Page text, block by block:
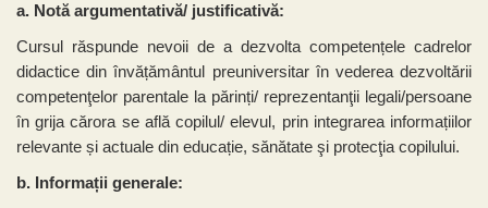
a. Notă argumentativă/ justificativă:
Cursul răspunde nevoii de a dezvolta competențele cadrelor
didactice din învățământul preuniversitar în vederea dezvoltării
competenţelor parentale la părinți/ reprezentanţii legali/persoane
în grija cărora se află copilul/ elevul, prin integrarea informațiilor
relevante și actuale din educație, sănătate şi protecţia copilului.
b. Informații generale: